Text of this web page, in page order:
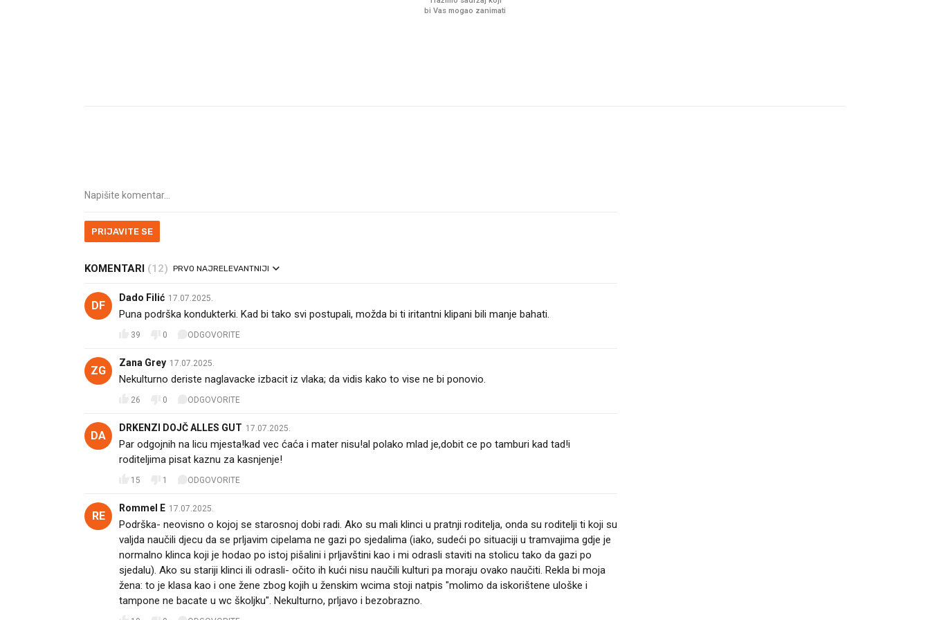
bi Vas mogao zanimati
PRIJAVITE SE
KOMENTARI (12) PRVO NAJRELEVANTNIJI
DF
Dado Filić 17.07.2025.
Puna podrška kondukterki. Kad bi tako svi postupali, možda bi ti iritantni klipani bili manje bahati.
39 0 ODGOVORITE
ZG
Zana Grey 17.07.2025.
Nekulturno deriste naglavacke izbacit iz vlaka; da vidis kako to vise ne bi ponovio.
26 0 ODGOVORITE
DA
DRKENZI DOJČ ALLES GUT 17.07.2025.
Par odgojnih na licu mjesta!kad vec ćaća i mater nisu!al polako mlad je,dobit ce po tamburi kad tad!i
roditeljima pisat kaznu za kasnjenje!
15 1 ODGOVORITE
RE
Rommel E 17.07.2025.
Podrška- neovisno o kojoj se starosnoj dobi radi. Ako su mali klinci u pratnji roditelja, onda su roditelji ti koji su
valjda naučili djecu da se prljavim cipelama ne gazi po sjedalima (iako, sudeći po situaciji u tramvajima gdje je
normalno klinca koji je hodao po istoj pišalini i prljavštini kao i mi odrasli staviti na stolicu tako da gazi po
sjedalu). Ako su stariji klinci ili odrasli- očito ih kući nisu naučili kulturi pa moraju ovako naučiti. Rekla bi moja
žena: to je klasa kao i one žene zbog kojih u ženskim wcima stoji natpis "molimo da iskorištene uloške i
tampone ne bacate u wc školjku". Nekulturno, prljavo i bezobrazno.